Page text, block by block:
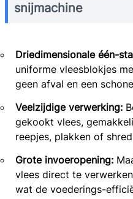
snijmachine
Driedimensionale één-
uniforme vleesblokjes
geen afval en een
Veelzijdige verwerking:
gekookt vlees,
reepjes, plakken of
Grote invoeropening:
vlees direct te
wat de voederings-